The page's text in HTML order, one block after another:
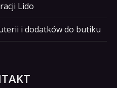
Lido
i dodatków do butiku